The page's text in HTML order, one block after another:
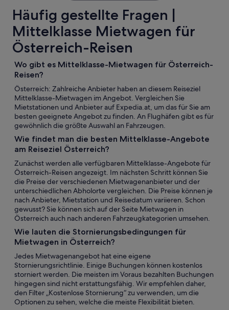
Häufig gestellte Fragen |
Mittelklasse Mietwagen für
Österreich-Reisen
Wo gibt es Mittelklasse-Mietwagen für Österreich-
Reisen?
Österreich: Zahlreiche Anbieter haben an diesem Reiseziel
Mittelklasse-Mietwagen im Angebot. Vergleichen Sie
Mietstationen und Anbieter auf Expedia.at, um das für Sie am
besten geeignete Angebot zu finden. An Flughäfen gibt es für
gewöhnlich die größte Auswahl an Fahrzeugen.
Wie findet man die besten Mittelklasse-Angebote
am Reiseziel Österreich?
Zunächst werden alle verfügbaren Mittelklasse-Angebote für
Österreich-Reisen angezeigt. Im nächsten Schritt können Sie
die Preise der verschiedenen Mietwagenanbieter und der
unterschiedlichen Abholorte vergleichen. Die Preise können je
nach Anbieter, Mietstation und Reisedatum variieren. Schon
gewusst? Sie können sich auf der Seite Mietwagen in
Österreich auch nach anderen Fahrzeugkategorien umsehen.
Wie lauten die Stornierungsbedingungen für
Mietwagen in Österreich?
Jedes Mietwagenangebot hat eine eigene
Stornierungsrichtlinie. Einige Buchungen können kostenlos
storniert werden. Die meisten im Voraus bezahlten Buchungen
hingegen sind nicht erstattungsfähig. Wir empfehlen daher,
den Filter „Kostenlose Stornierung“ zu verwenden, um die
Optionen zu sehen, welche die meiste Flexibilität bieten.